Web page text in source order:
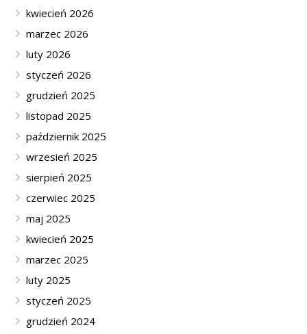
kwiecień 2026
marzec 2026
luty 2026
styczeń 2026
grudzień 2025
listopad 2025
październik 2025
wrzesień 2025
sierpień 2025
czerwiec 2025
maj 2025
kwiecień 2025
marzec 2025
luty 2025
styczeń 2025
grudzień 2024